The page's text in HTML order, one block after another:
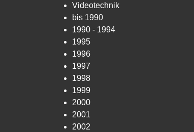
Videotechnik
bis 1990
1990 - 1994
1995
1996
1997
1998
1999
2000
2001
2002